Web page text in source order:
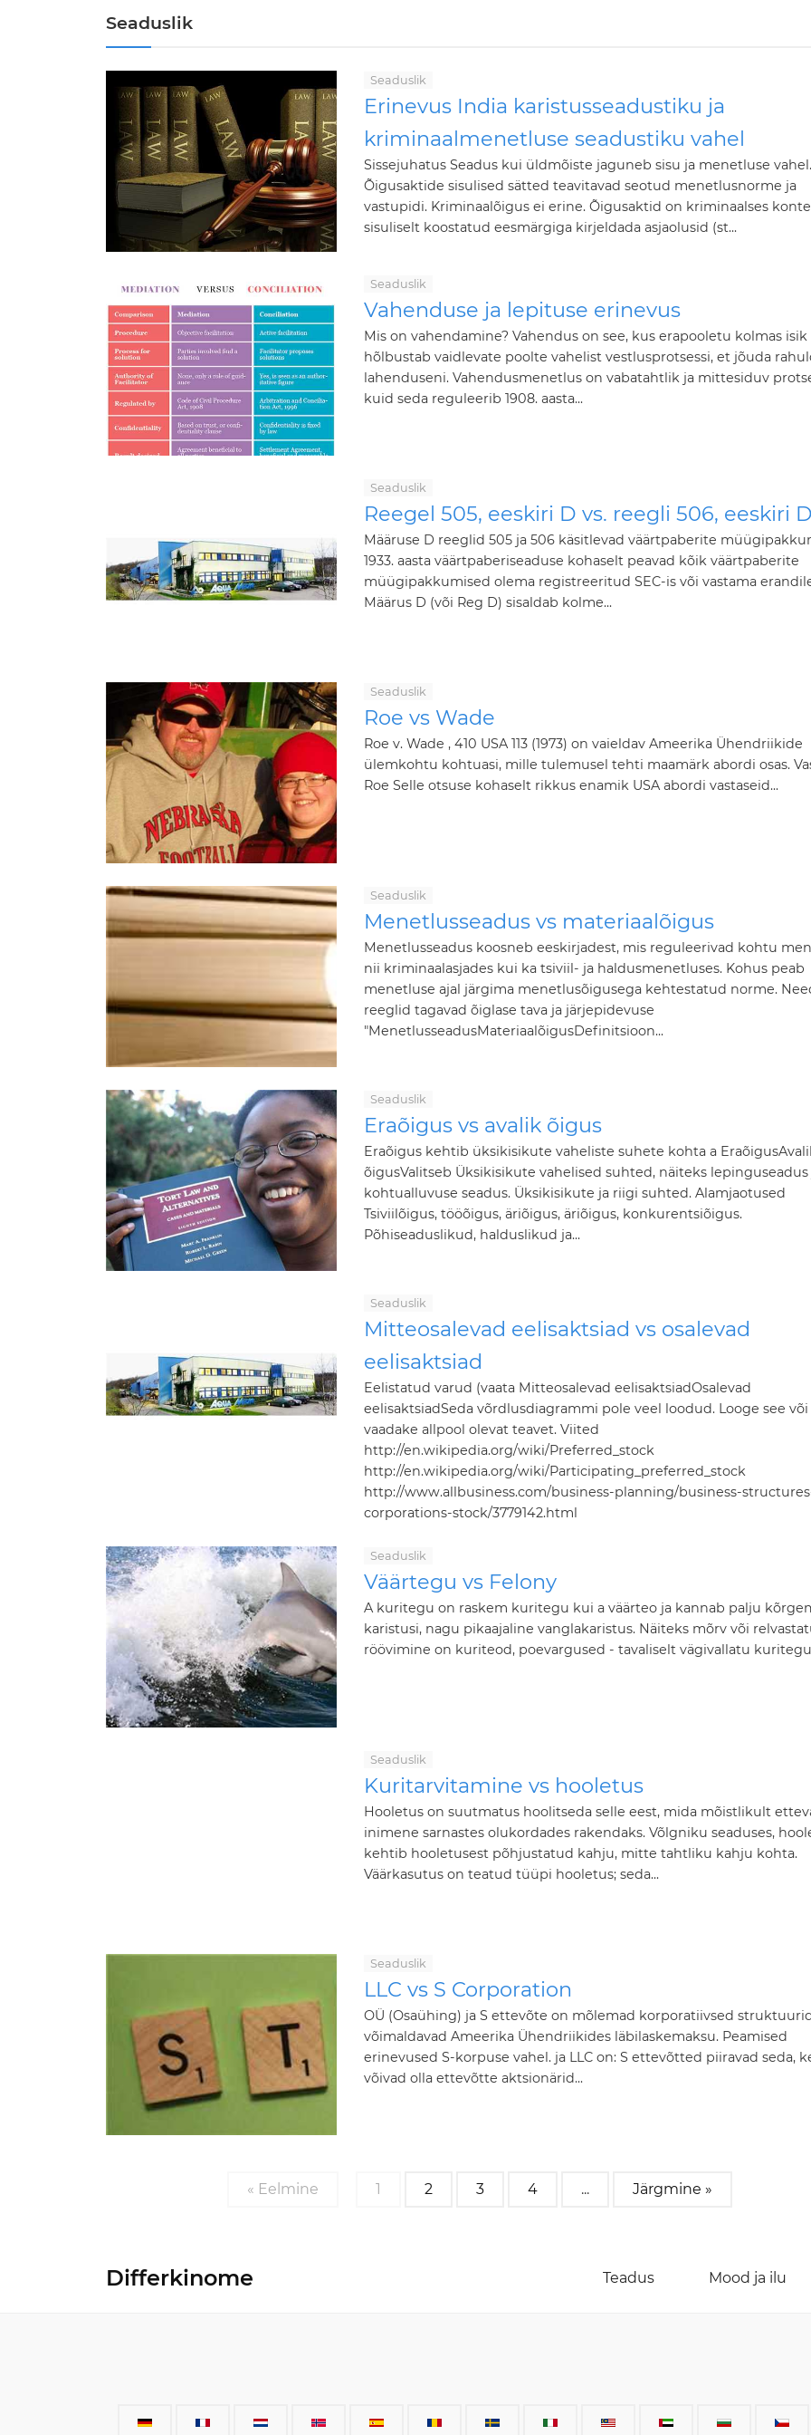
Seaduslik
Seaduslik
Erinevus India karistusseadustiku ja
kriminaalmenetluse seadustiku vahel
Sissejuhatus Seadus kui üldmõiste jaguneb sisu ja menetluse vahel.
Õigusaktide sisulised sätted teavitavad seotud menetlusnorme ja
vastupidi. Kriminaalõigus ei erine. Õigusaktid on kriminaalses
sisuliselt koostatud eesmärgiga kirjeldada asjaolusid (st...
Seaduslik
Vahenduse ja lepituse erinevus
Mis on vahendamine? Vahendus on see, kus erapooletu kolmas isik
hõlbustab vaidlevate poolte vahelist vestlusprotsessi, et jõuda
lahenduseni. Vahendusmenetlus on vabatahtlik ja mittesiduv
kuid seda reguleerib 1908. aasta...
Seaduslik
Reegel 505, eeskiri D vs. reegli 506, eeskiri D
Määruse D reeglid 505 ja 506 käsitlevad väärtpaberite
1933. aasta väärtpaberiseaduse kohaselt peavad kõik väärtpaberite
müügipakkumised olema registreeritud SEC-is või vastama
Määrus D (või Reg D) sisaldab kolme...
Seaduslik
Roe vs Wade
Roe v. Wade , 410 USA 113 (1973) on vaieldav Ameerika Ühendriikide
ülemkohtu kohtuasi, mille tulemusel tehti maamärk abordi osas.
Roe Selle otsuse kohaselt rikkus enamik USA abordi vastaseid...
Seaduslik
Menetlusseadus vs materiaalõigus
Menetlusseadus koosneb eeskirjadest, mis reguleerivad kohtu
nii kriminaalasjades kui ka tsiviil- ja haldusmenetluses. Kohus peab
menetluse ajal järgima menetlusõigusega kehtestatud norme.
reeglid tagavad õiglase tava ja järjepidevuse
"MenetlusseadusMateriaalõigusDefinitsioon...
Seaduslik
Eraõigus vs avalik õigus
Eraõigus kehtib üksikisikute vaheliste suhete kohta a
õigusValitseb Üksikisikute vahelised suhted, näiteks lepinguseadus
kohtualluvuse seadus. Üksikisikute ja riigi suhted. Alamjaotused
Tsiviilõigus, tööõigus, äriõigus, äriõigus, konkurentsiõigus.
Põhiseaduslikud, halduslikud ja...
Seaduslik
Mitteosalevad eelisaktsiad vs osalevad
eelisaktsiad
Eelistatud varud (vaata Mitteosalevad eelisaktsiadOsalevad
eelisaktsiadSeda võrdlusdiagrammi pole veel loodud. Looge see või
vaadake allpool olevat teavet. Viited
http://en.wikipedia.org/wiki/Preferred_stock
http://en.wikipedia.org/wiki/Participating_preferred_stock
http://www.allbusiness.com/business-planning/business-
corporations-stock/3779142.html
Seaduslik
Väärtegu vs Felony
A kuritegu on raskem kuritegu kui a väärteo ja kannab palju
karistusi, nagu pikaajaline vanglakaristus. Näiteks mõrv või
röövimine on kuriteod, poevargused - tavaliselt vägivallatu kuritegu
Seaduslik
Kuritarvitamine vs hooletus
Hooletus on suutmatus hoolitseda selle eest, mida mõistlikult
inimene sarnastes olukordades rakendaks. Võlgniku seaduses,
kehtib hooletusest põhjustatud kahju, mitte tahtliku kahju kohta.
Väärkasutus on teatud tüüpi hooletus; seda...
Seaduslik
LLC vs S Corporation
OÜ (Osaühing) ja S ettevõte on mõlemad korporatiivsed
võimaldavad Ameerika Ühendriikides läbilaskemaksu. Peamised
erinevused S-korpuse vahel. ja LLC on: S ettevõtted piiravad seda,
võivad olla ettevõtte aktsionärid...
« Eelmine 1 2 3 4 ... Järgmine »
Differkinome Teadus Mood ja ilu